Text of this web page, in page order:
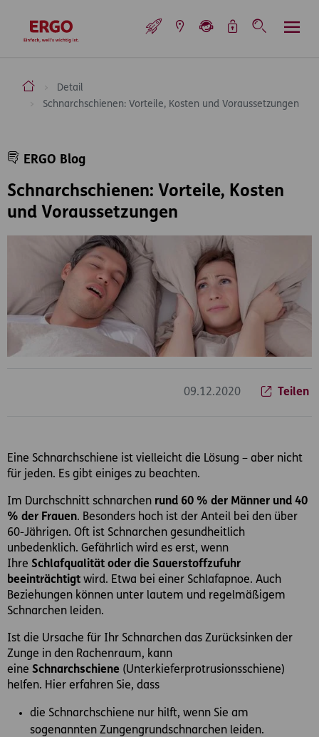
zur Startseite
ERGO Versicherung Aktiengesellschaft
Detail
Schnarchschienen: Vorteile, Kosten und Voraussetzungen
Schnarchschienen: Vorteile, Kosten
und Voraussetzungen
ERGO Blog
09.12.2020 Teilen
Eine Schnarchschiene ist vielleicht die Lösung – aber nicht
für jeden. Es gibt einiges zu beachten.
Im Durchschnitt schnarchen rund 60 % der Männer und 40
% der Frauen. Besonders hoch ist der Anteil bei den über
60-Jährigen. Oft ist Schnarchen gesundheitlich
unbedenklich. Gefährlich wird es erst, wenn
Ihre Schlafqualität oder die Sauerstoffzufuhr
beeinträchtigt wird. Etwa bei einer Schlafapnoe. Auch
Beziehungen können unter lautem und regelmäßigem
Schnarchen leiden.
Ist die Ursache für Ihr Schnarchen das Zurücksinken der
Zunge in den Rachenraum, kann
eine Schnarchschiene (Unterkieferprotrusionsschiene)
helfen. Hier erfahren Sie, dass
die Schnarchschiene nur hilft, wenn Sie am
sogenannten Zungengrundschnarchen leiden.